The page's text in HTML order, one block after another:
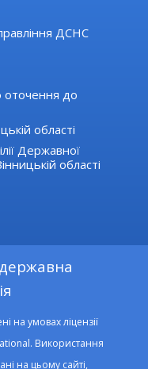
ДСНС
оточення до
області
Державної
області
на умовах ліцензії
Використання
на цьому сайті,